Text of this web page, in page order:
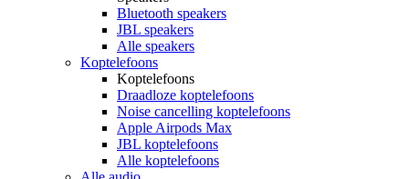
Bluetooth speakers
JBL speakers
Alle speakers
Koptelefoons
Koptelefoons
Draadloze koptelefoons
Noise cancelling koptelefoons
Apple Airpods Max
JBL koptelefoons
Alle koptelefoons